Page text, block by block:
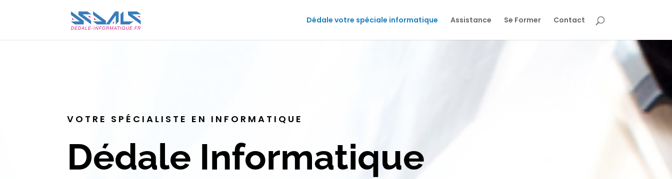
Dédale votre spéciale informatique Assistance Se Former Contact
VOTRE SPÉCIALISTE EN INFORMATIQUE
Dédale Informatique